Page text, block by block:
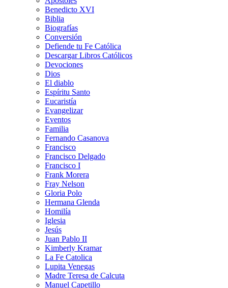
Benedicto XVI
Biblia
Biografías
Conversión
Defiende tu Fe Católica
Descargar Libros Católicos
Devociones
Dios
El diablo
Espíritu Santo
Eucaristía
Evangelizar
Eventos
Familia
Fernando Casanova
Francisco
Francisco Delgado
Francisco I
Frank Morera
Fray Nelson
Gloria Polo
Hermana Glenda
Homilía
Iglesia
Jesús
Juan Pablo II
Kimberly Kramar
La Fe Catolica
Lupita Venegas
Madre Teresa de Calcuta
Manuel Capetillo